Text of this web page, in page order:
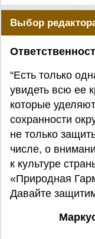
Выбор
“Есть только
увидеть всю ее
которые
сохранности
не только
числе, о
к культуре
«Природная
Давайте